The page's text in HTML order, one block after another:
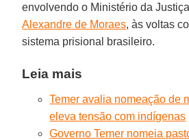
envolvendo o Ministério da
Alexandre de Moraes, às voltas
sistema prisional brasileiro.
Leia mais
Temer avalia nomeação de
eleva tensão com indígenas
Governo Temer nomeia